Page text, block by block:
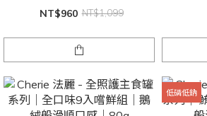
NT$960 NT$1,099
低磷低鈉